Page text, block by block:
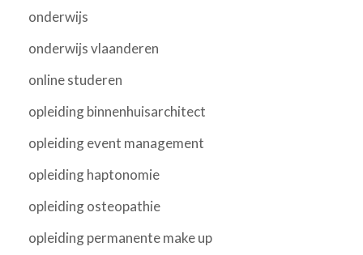
onderwijs
onderwijs vlaanderen
online studeren
opleiding binnenhuisarchitect
opleiding event management
opleiding haptonomie
opleiding osteopathie
opleiding permanente make up